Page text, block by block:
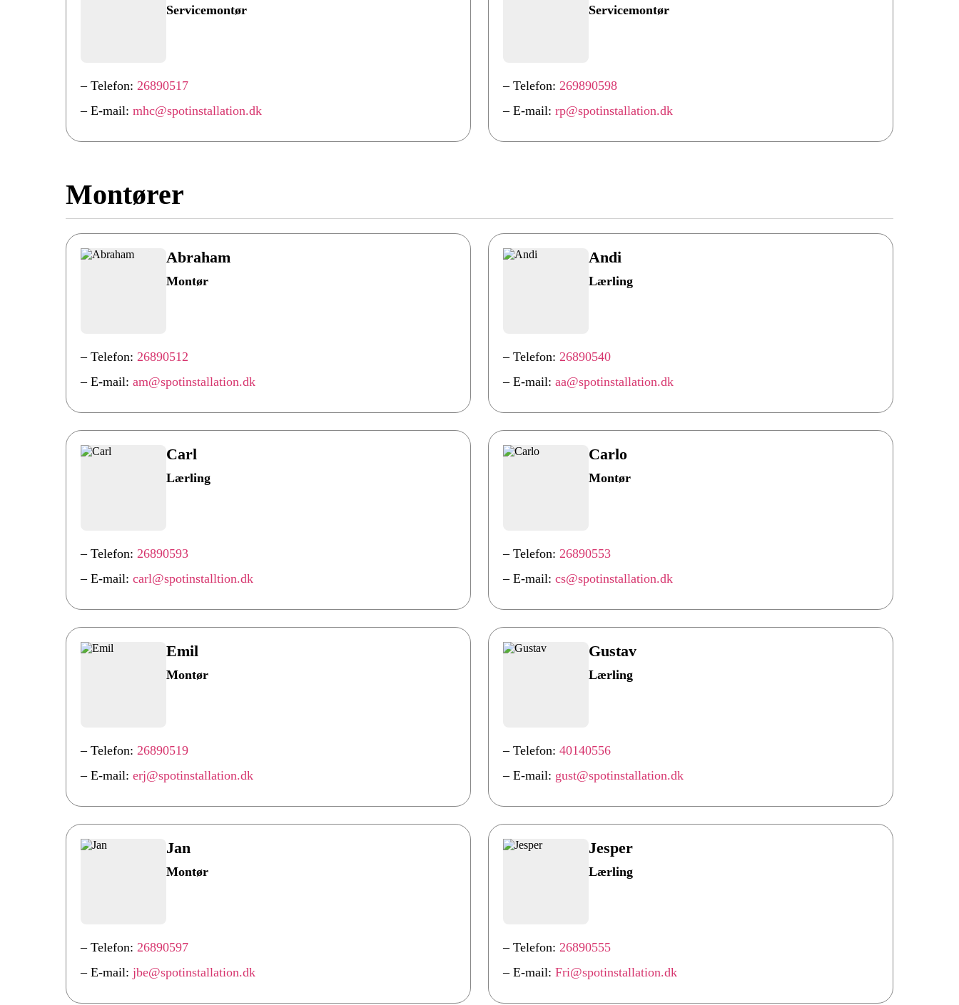
Servicemontør
– Telefon: 26890517
– E-mail: mhc@spotinstallation.dk
Servicemontør
– Telefon: 269890598
– E-mail: rp@spotinstallation.dk
Montører
Abraham
Montør
– Telefon: 26890512
– E-mail: am@spotinstallation.dk
Andi
Lærling
– Telefon: 26890540
– E-mail: aa@spotinstallation.dk
Carl
Lærling
– Telefon: 26890593
– E-mail: carl@spotinstalltion.dk
Carlo
Montør
– Telefon: 26890553
– E-mail: cs@spotinstallation.dk
Emil
Montør
– Telefon: 26890519
– E-mail: erj@spotinstallation.dk
Gustav
Lærling
– Telefon: 40140556
– E-mail: gust@spotinstallation.dk
Jan
Montør
– Telefon: 26890597
– E-mail: jbe@spotinstallation.dk
Jesper
Lærling
– Telefon: 26890555
– E-mail: Fri@spotinstallation.dk